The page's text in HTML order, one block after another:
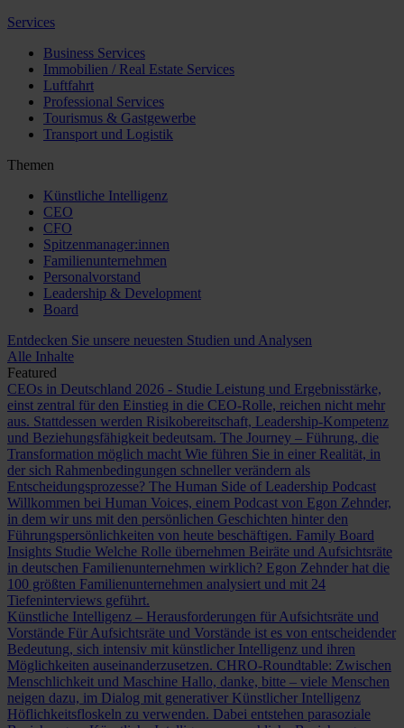
Services
Business Services
Immobilien / Real Estate Services
Luftfahrt
Professional Services
Tourismus & Gastgewerbe
Transport und Logistik
Themen
Künstliche Intelligenz
CEO
CFO
Spitzenmanager:innen
Familienunternehmen
Personalvorstand
Leadership & Development
Board
Entdecken Sie unsere neuesten Studien und Analysen
Alle Inhalte
Featured
CEOs in Deutschland 2026 - Studie Leistung und Ergebnisstärke,
einst zentral für den Einstieg in die CEO-Rolle, reichen nicht mehr
aus. Stattdessen werden Risikobereitschaft, Leadership-Kompetenz
und Beziehungsfähigkeit bedeutsam. The Journey – Führung, die
Transformation möglich macht Wie führen Sie in einer Realität, in
der sich Rahmenbedingungen schneller verändern als
Entscheidungsprozesse? The Human Side of Leadership Podcast
Willkommen bei Human Voices, einem Podcast von Egon Zehnder,
in dem wir uns mit den persönlichen Geschichten hinter den
Führungspersönlichkeiten von heute beschäftigen. Family Board
Insights Studie Welche Rolle übernehmen Beiräte und Aufsichtsräte
in deutschen Familienunternehmen wirklich? Egon Zehnder hat die
100 größten Familienunternehmen analysiert und mit 24
Tiefeninterviews geführt.
Künstliche Intelligenz – Herausforderungen für Aufsichtsräte und
Vorstände Für Aufsichtsräte und Vorstände ist es von entscheidender
Bedeutung, sich intensiv mit künstlicher Intelligenz und ihren
Möglichkeiten auseinanderzusetzen. CHRO-Roundtable: Zwischen
Menschlichkeit und Maschine Hallo, danke, bitte – viele Menschen
neigen dazu, im Dialog mit generativer Künstlicher Intelligenz
Höflichkeitsfloskeln zu verwenden. Dabei entstehen parasoziale